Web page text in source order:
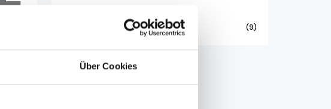
Über Cookies
Video Collaboration (9)